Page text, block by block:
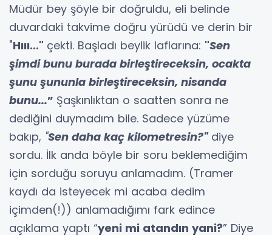
Müdür bey şöyle bir doğruldu, eli belinde
duvardaki takvime doğru yürüdü ve derin bir
"Hııı..." çekti. Başladı beylik laflarına: "Sen
şimdi bunu burada birleştireceksin, ocakta
şunu şununla birleştireceksin, nisanda
bunu...” Şaşkınlıktan o saatten sonra ne
dediğini duymadım bile. Sadece yüzüme
bakıp, "Sen daha kaç kilometresin?"diye
sordu. İlk anda böyle bir soru beklemediğim
için sorduğu soruyu anlamadım. (Tramer
kaydı da isteyecek mi acaba dedim
içimden(!)) anlamadığımı fark edince
açıklama yaptı “yeni mi atandın yani?” Diye